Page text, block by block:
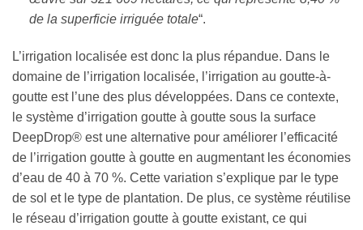
de la superficie irriguée totale“.
L’irrigation localisée est donc la plus répandue. Dans le
domaine de l’irrigation localisée, l’irrigation au goutte-à-
goutte est l’une des plus développées. Dans ce contexte,
le système d’irrigation goutte à goutte sous la surface
DeepDrop® est une alternative pour améliorer l’efficacité
de l’irrigation goutte à goutte en augmentant les économies
d’eau de 40 à 70 %. Cette variation s’explique par le type
de sol et le type de plantation. De plus, ce système réutilise
le réseau d’irrigation goutte à goutte existant, ce qui